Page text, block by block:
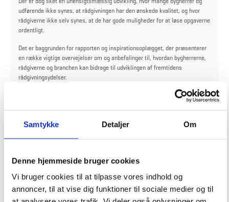
Samtykke Detaljer Om
Denne hjemmeside bruger cookies
Vi bruger cookies til at tilpasse vores indhold og
annoncer, til at vise dig funktioner til sociale medier og til
udførende ikke synes, at rådgivningen har den ønskede kvalitet, og hvor
rådgiverne ikke selv synes, at de har gode muligheder for at løse opgaverne
ordentligt.
Det er baggrunden for rapporten og inspirationsoplægget, der præsenterer
en række vigtige overvejelser om og anbefalinger til, hvordan bygherrerne,
rådgiverne og branchen kan bidrage til udviklingen af fremtidens
rådgivningsydelser.
Bygningsstyrelsen, der er en af landets største offentlige bygherrer, hilser
debatten om kvaliteten i rådgiverydelserne velkommen. Vicedirektør Signe
rejses i rapporten. Hun håber, at den nye rapport kan skabe debat og i
debat om kvaliteten i projekteringen af store byggeprojekter. Byggerierne
rådgivere og entreprenører tænker over, hvordan vi hver især kan arbejde for
en bedre koordineret og mere effektiv projektering. Et fokus på gode